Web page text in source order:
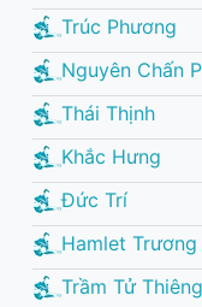
Trúc Phương
Nguyên Chấn
Thái Thịnh
Khắc Hưng
Đức Trí
Hamlet Trương
Trầm Tử Thiêng